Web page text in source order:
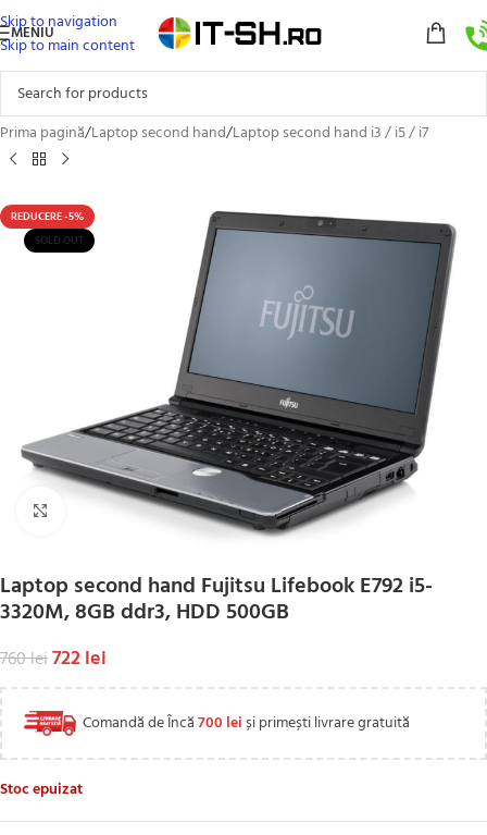
Skip to navigation
Skip to main content
MENIU
Prima pagină/Laptop second hand/Laptop second hand i3 / i5 / i7
REDUCERE -5%
SOLD OUT
Click to enlarge
Laptop second hand Fujitsu Lifebook E792 i5-
3320M, 8GB ddr3, HDD 500GB
760lei722lei
Comandă de Încă700 leiși primești livrare gratuită
Stoc epuizat